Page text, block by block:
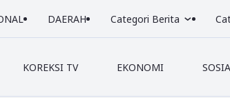
DAERAH Categori Berita
KOREKSI TV EKONOMI